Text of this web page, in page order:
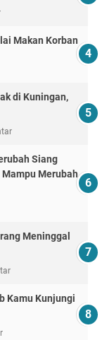
Makan Korban
di Kuningan,
Siang
Merubah
Meninggal
Kamu Kunjungi